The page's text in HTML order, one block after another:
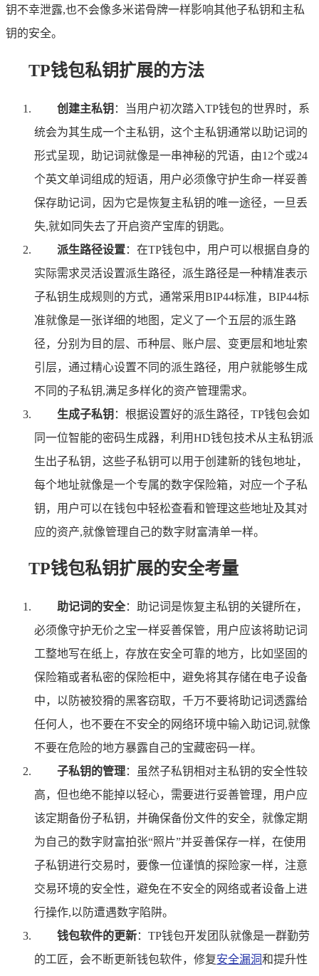
钥不幸泄露,也不会像多米诺骨牌一样影响其他子私钥和主私
钥的安全。
TP钱包私钥扩展的方法
创建主私钥 ：当用户初次踏入TP钱包的世界时，系
统会为其生成一个主私钥，这个主私钥通常以助记词的
形式呈现，助记词就像是一串神秘的咒语，由12个或24
个英文单词组成的短语，用户必须像守护生命一样妥善
保存助记词，因为它是恢复主私钥的唯一途径，一旦丢
失,就如同失去了开启资产宝库的钥匙。
派生路径设置：在TP钱包中，用户可以根据自身的
实际需求灵活设置派生路径，派生路径是一种精准表示
子私钥生成规则的方式，通常采用BIP44标准，BIP44标
准就像是一张详细的地图，定义了一个五层的派生路
径，分别为目的层、币种层、账户层、变更层和地址索
引层，通过精心设置不同的派生路径，用户就能够生成
不同的子私钥,满足多样化的资产管理需求。
生成子私钥 ：根据设置好的派生路径，TP钱包会如
同一位智能的密码生成器，利用HD钱包技术从主私钥派
生出子私钥，这些子私钥可以用于创建新的钱包地址，
每个地址就像是一个专属的数字保险箱，对应一个子私
钥，用户可以在钱包中轻松查看和管理这些地址及其对
应的资产,就像管理自己的数字财富清单一样。
TP钱包私钥扩展的安全考量
助记词的安全：助记词是恢复主私钥的关键所在，
必须像守护无价之宝一样妥善保管，用户应该将助记词
工整地写在纸上，存放在安全可靠的地方，比如坚固的
保险箱或者私密的保险柜中，避免将其存储在电子设备
中，以防被狡猾的黑客窃取，千万不要将助记词透露给
任何人，也不要在不安全的网络环境中输入助记词,就像
不要在危险的地方暴露自己的宝藏密码一样。
子私钥的管理：虽然子私钥相对主私钥的安全性较
高，但也绝不能掉以轻心，需要进行妥善管理，用户应
该定期备份子私钥，并确保备份文件的安全，就像定期
为自己的数字财富拍张“照片”并妥善保存一样，在使用
子私钥进行交易时，要像一位谨慎的探险家一样，注意
交易环境的安全性，避免在不安全的网络或者设备上进
行操作,以防遭遇数字陷阱。
钱包软件的更新：TP钱包开发团队就像是一群勤劳
的工匠，会不断更新钱包软件，修复安全漏洞和提升性